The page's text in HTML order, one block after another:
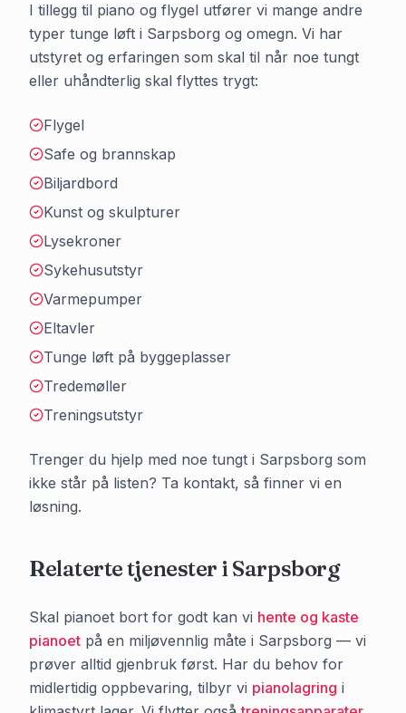
I tillegg til piano og flygel utfører vi mange andre
typer tunge løft i Sarpsborg og omegn. Vi har
utstyret og erfaringen som skal til når noe tungt
eller uhåndterlig skal flyttes trygt:
Flygel
Safe og brannskap
Biljardbord
Kunst og skulpturer
Lysekroner
Sykehusutstyr
Varmepumper
Eltavler
Tunge løft på byggeplasser
Tredemøller
Treningsutstyr
Trenger du hjelp med noe tungt i Sarpsborg som
ikke står på listen? Ta kontakt, så finner vi en
løsning.
Relaterte tjenester iSarpsborg
Skal pianoet bort for godt kan vi hente og kaste
pianoet på en miljøvennlig måte i Sarpsborg — vi
prøver alltid gjenbruk først. Har du behov for
midlertidig oppbevaring, tilbyr vi pianolagring i